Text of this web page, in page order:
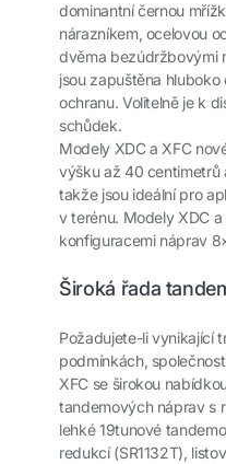
dominantní černou
nárazníkem, ocelovou
dvěma bezúdržbovými
jsou zapuštěna
ochranu. Volitelně je k
schůdek.
Modely XDC a XFC
výšku až 40 centimetrů
takže jsou ideální pro
v terénu. Modely XDC
konfiguracemi náprav
Široká řada
Požadujete-li vynikající
podmínkách,
XFC se širokou
tandemových náprav s
lehké 19tunové
redukcí (SR1132T),